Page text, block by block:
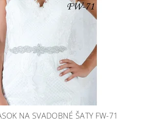
NA SVADOBNÉ ŠATY FW-71